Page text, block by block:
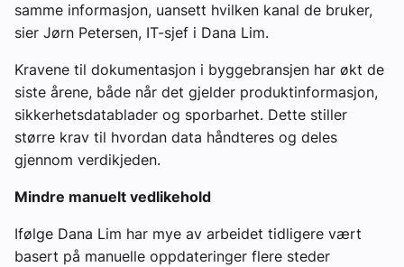
samme informasjon, uansett hvilken kanal de bruker,
sier Jørn Petersen, IT-sjef i Dana Lim.
Kravene til dokumentasjon i byggebransjen har økt de
siste årene, både når det gjelder produktinformasjon,
sikkerhetsdatablader og sporbarhet. Dette stiller
større krav til hvordan data håndteres og deles
gjennom verdikjeden.
Mindre manuelt vedlikehold
Ifølge Dana Lim har mye av arbeidet tidligere vært
basert på manuelle oppdateringer flere steder